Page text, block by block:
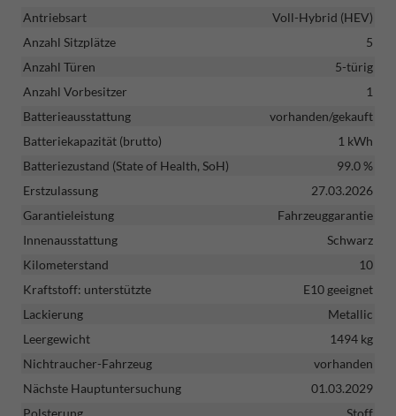
Antriebsart
Voll-Hybrid (HEV)
Anzahl Sitzplätze
5
Anzahl Türen
5-türig
Anzahl Vorbesitzer
1
Batterieausstattung
vorhanden/gekauft
Batteriekapazität (brutto)
1 kWh
Batteriezustand (State of Health, SoH)
99.0 %
Erstzulassung
27.03.2026
Garantieleistung
Fahrzeuggarantie
Innenausstattung
Schwarz
Kilometerstand
10
Kraftstoff: unterstützte
E10 geeignet
Lackierung
Metallic
Leergewicht
1494 kg
Nichtraucher-Fahrzeug
vorhanden
Nächste Hauptuntersuchung
01.03.2029
Polsterung
Stoff